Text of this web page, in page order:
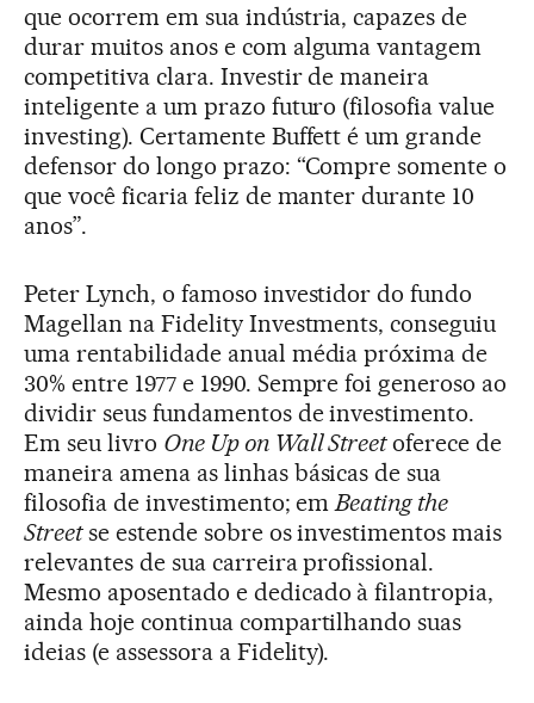
que ocorrem em sua indústria, capazes de
durar muitos anos e com alguma vantagem
competitiva clara. Investir de maneira
inteligente a um prazo futuro (filosofia value
investing). Certamente Buffett é um grande
defensor do longo prazo: “Compre somente o
que você ficaria feliz de manter durante 10
anos”.
Peter Lynch, o famoso investidor do fundo
Magellan na Fidelity Investments, conseguiu
uma rentabilidade anual média próxima de
30% entre 1977 e 1990. Sempre foi generoso ao
dividir seus fundamentos de investimento.
Em seu livro One Up on Wall Streetoferece de
maneira amena as linhas básicas de sua
filosofia de investimento; emBeating the
Streetse estende sobre os investimentos mais
relevantes de sua carreira profissional.
Mesmo aposentado e dedicado à filantropia,
ainda hoje continua compartilhando suas
ideias (e assessora a Fidelity).